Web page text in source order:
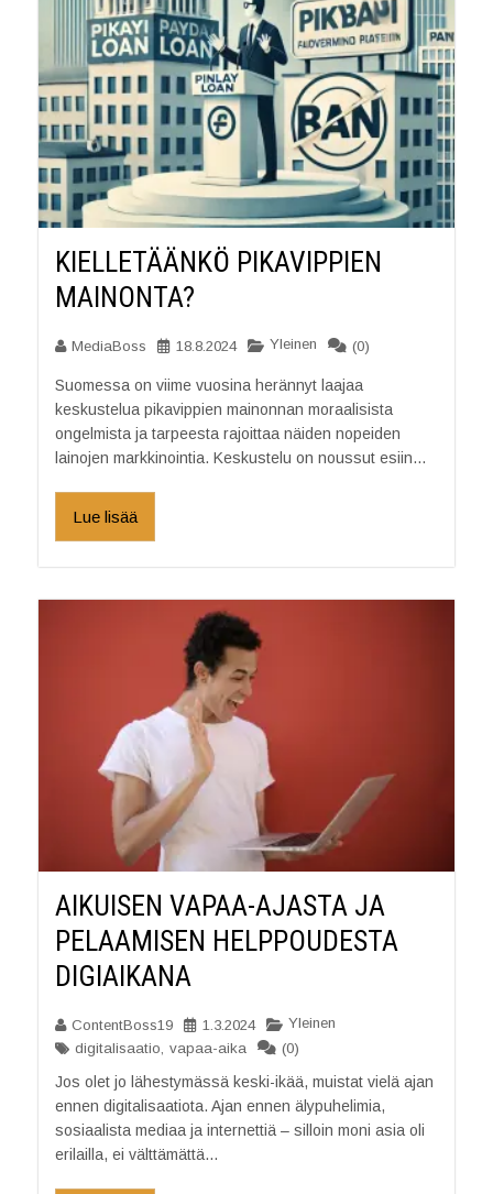
KIELLETÄÄNKÖ PIKAVIPPIEN
MAINONTA?
MediaBoss 18.8.2024 Yleinen (0)
Suomessa on viime vuosina herännyt laajaa
keskustelua pikavippien mainonnan moraalisista
ongelmista ja tarpeesta rajoittaa näiden nopeiden
lainojen markkinointia. Keskustelu on noussut esiin...
Lue lisää
AIKUISEN VAPAA-AJASTA JA
PELAAMISEN HELPPOUDESTA
DIGIAIKANA
ContentBoss19 1.3.2024
Yleinen
digitalisaatio, vapaa-aika (0)
Jos olet jo lähestymässä keski-ikää, muistat vielä ajan
ennen digitalisaatiota. Ajan ennen älypuhelimia,
sosiaalista mediaa ja internettiä – silloin moni asia oli
erilailla, ei välttämättä...